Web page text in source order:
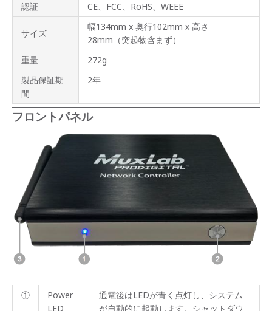
認証
CE、FCC、RoHS、WEEE
サイズ
幅134mm x 奥行102mm x 高さ
28mm（突起物含まず）
重量
272g
製品保証期
間
2年
フロントパネル
①
Power
LED
通電後はLEDが青く点灯し、システム
が自動的に起動します。シャットダウ